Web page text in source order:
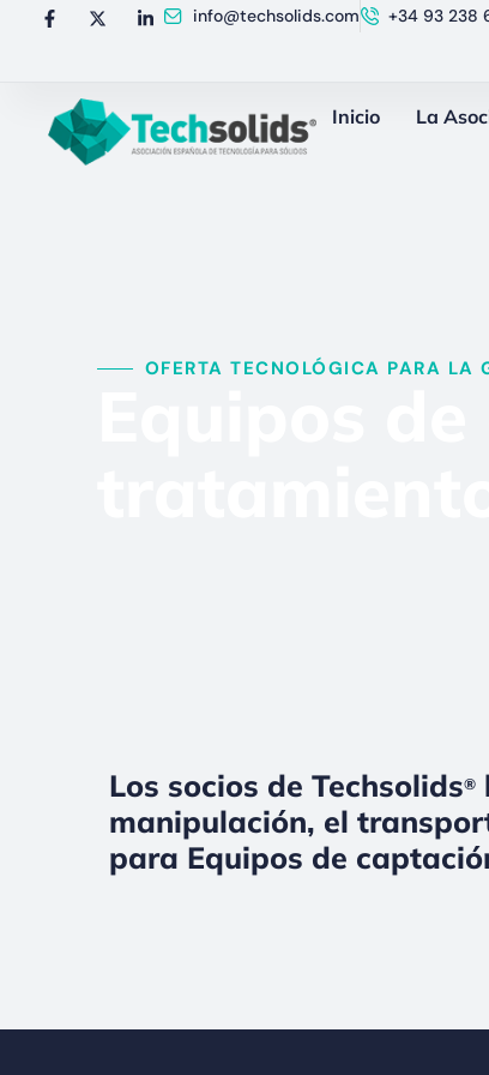
info@techsolids.com +34 93 238
Inicio La
OFERTA TECNOLÓGICA PARA LA
Los socios de Techsolids®
manipulación, el
para Equipos de